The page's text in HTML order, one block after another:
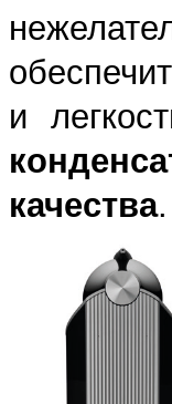
и
качества.